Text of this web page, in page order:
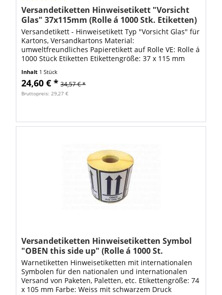
Versandetiketten Hinweisetikett "Vorsicht
Glas" 37x115mm (Rolle á 1000 Stk. Etiketten)
Versandetikett - Hinweisetikett Typ "Vorsicht Glas" für
Kartons, Versandkartons Material:
umweltfreundliches Papieretikett auf Rolle VE: Rolle á
1000 Stück Etiketten Etikettengröße: 37 x 115 mm
Inhalt 1 Stück
24,60 € * 34,57 € *
Bruttopreis: 29,27 €
Versandetiketten Hinweisetiketten Symbol
"OBEN this side up" (Rolle á 1000 St.
Etiketten)
Warnetiketten Hinweisetiketten mit internationalen
Symbolen für den nationalen und internationalen
Versand von Paketen, Paletten, etc. Etikettengröße: 74
x 105 mm Farbe: Weiss mit schwarzem Druck